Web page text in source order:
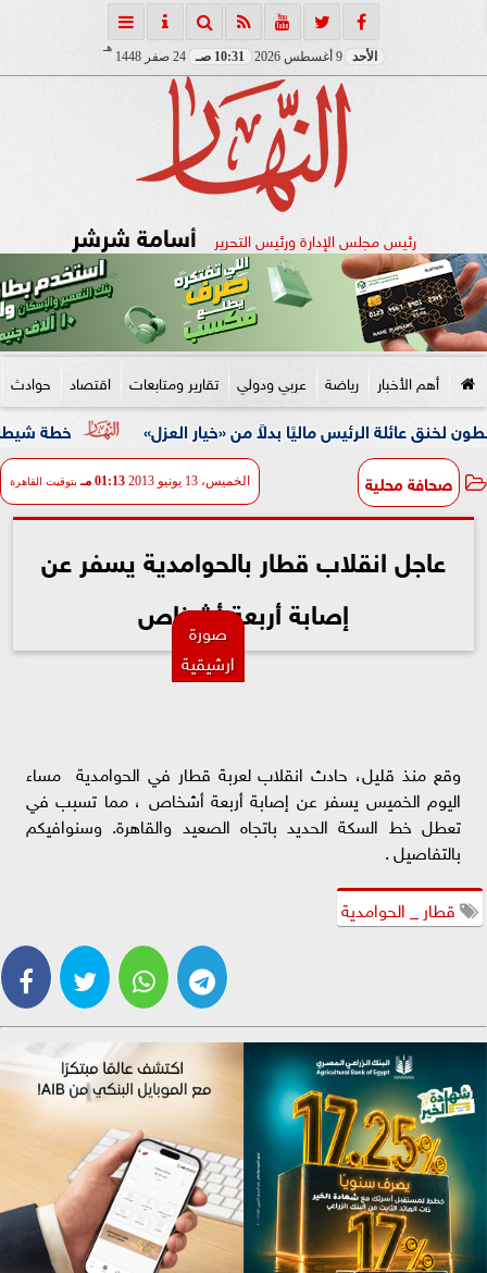
الأحد 10:31 صـ 24 صفر 1448
هـ
رئيس مجلس الإدارة ورئيس التحرير أسامة شرشر
أهم الأخبار رياضة عربي ودولي تقارير ومتابعات اقتصاد حوادث
خطة شيطانية انتهت في قبضة الأمن.. الرئيس ماليًا بدلاً من «خيار العزل»
صحافة محلية الخميس، 13 يونيو 2013 01:13 مـ بتوقيت القاهرة
عاجل انقلاب قطار بالحوامدية يسفر عن
إصابة أربعة أشخاص
صورة
ارشيقية
وقع منذ قليل، حادث انقلاب لعربة قطار في الحوامدية مساء
اليوم الخميس يسفر عن إصابة أربعة أشخاص ، مما تسبب في
تعطل خط السكة الحديد باتجاه الصعيد والقاهرة. وسنوافيكم
بالتفاصيل .
قطار _ الحوامدية